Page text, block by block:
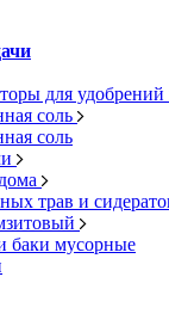
для удобрений
соль
соль
трав и
баки мусорные